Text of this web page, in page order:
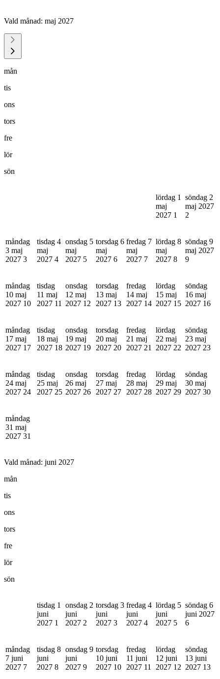
Vald månad: maj 2027
mån
tis
ons
tors
fre
lör
sön
lördag 1
maj
2027 1
söndag 2
maj 2027
2
måndag
3 maj
2027 3
tisdag 4
maj
2027 4
onsdag 5
maj
2027 5
torsdag 6
maj
2027 6
fredag 7
maj
2027 7
lördag 8
maj
2027 8
söndag 9
maj 2027
9
måndag
10 maj
2027 10
tisdag
11 maj
2027 11
onsdag
12 maj
2027 12
torsdag
13 maj
2027 13
fredag
14 maj
2027 14
lördag
15 maj
2027 15
söndag
16 maj
2027 16
måndag
17 maj
2027 17
tisdag
18 maj
2027 18
onsdag
19 maj
2027 19
torsdag
20 maj
2027 20
fredag
21 maj
2027 21
lördag
22 maj
2027 22
söndag
23 maj
2027 23
måndag
24 maj
2027 24
tisdag
25 maj
2027 25
onsdag
26 maj
2027 26
torsdag
27 maj
2027 27
fredag
28 maj
2027 28
lördag
29 maj
2027 29
söndag
30 maj
2027 30
måndag
31 maj
2027 31
Vald månad: juni 2027
mån
tis
ons
tors
fre
lör
sön
tisdag 1
juni
2027 1
onsdag 2
juni
2027 2
torsdag 3
juni
2027 3
fredag 4
juni
2027 4
lördag 5
juni
2027 5
söndag 6
juni 2027
6
måndag
7 juni
2027 7
tisdag 8
juni
2027 8
onsdag 9
juni
2027 9
torsdag
10 juni
2027 10
fredag
11 juni
2027 11
lördag
12 juni
2027 12
söndag
13 juni
2027 13